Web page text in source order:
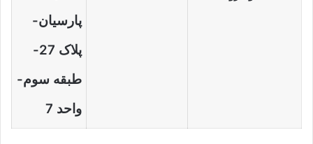
پارسیان-
پلاک 27-
طبقه سوم-
واحد 7